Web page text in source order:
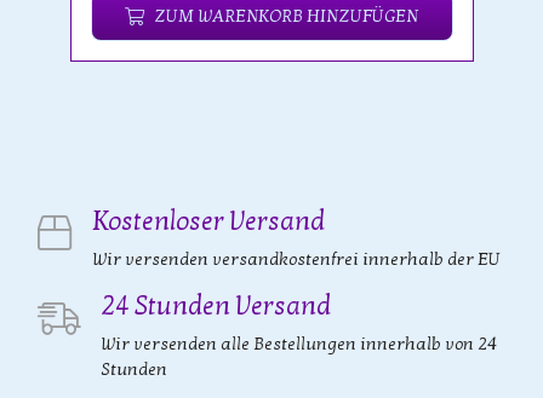
ZUM WARENKORB HINZUFÜGEN
Kostenloser Versand
Wir versenden versandkostenfrei innerhalb der EU
24 Stunden Versand
Wir versenden alle Bestellungen innerhalb von 24
Stunden